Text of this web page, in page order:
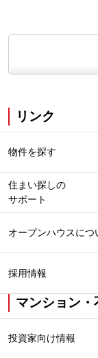
リンク
物件を探す
住まい探しの
サポート
オープンハウスにつ
採用情報
マンション
投資家向け情報